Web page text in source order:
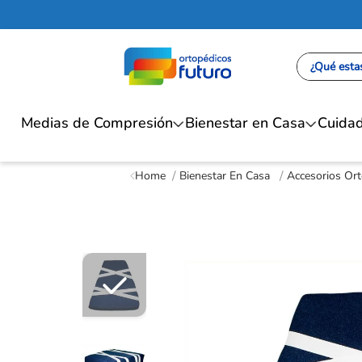
¿Qué
Medias de Compresión Bienestar en Casa
Bienestar En Casa Accesorios